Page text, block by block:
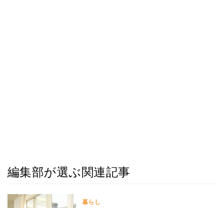
編集部が選ぶ関連記事
暮らし